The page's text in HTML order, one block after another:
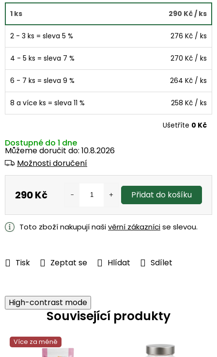
1 ks 290 Kč / ks
2 - 3 ks = sleva 5 % 276 Kč / ks
4 - 5 ks = sleva 7 % 270 Kč / ks
6 - 7 ks = sleva 9 % 264 Kč / ks
8 a více ks = sleva 11 % 258 Kč / ks
Ušetříte 0 Kč
Tisk Zeptat se Hlídat Sdílet
Můžeme doručit do: 10.8.2026
Možnosti doručení
Dostupné do 1 dne
290 Kč
cena:
Přidat do košíku
Toto zboží nakupují našivěrní zákaznícise slevou.
High-contrast mode
Související produkty
Více za méně